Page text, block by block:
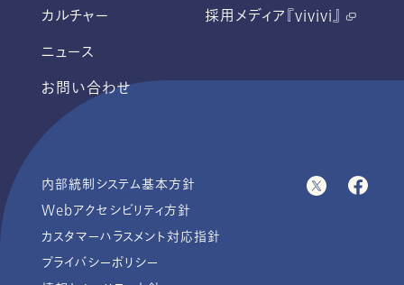
カルチャー
ニュース
お問い合わせ
採用メディア『vivivi』
内部統制システム基本方針
Webアクセシビリティ方針
カスタマーハラスメント対応指針
プライバシーポリシー